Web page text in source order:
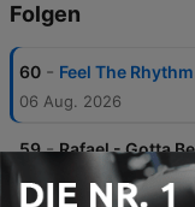
Folgen
60 - Feel The
06 Aug. 2026
59 - Rafael - Gotta
DOWNLOAD
01 Jul. 2026